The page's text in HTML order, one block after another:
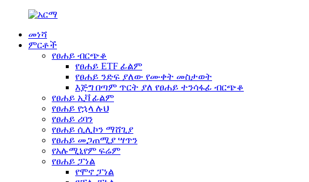
መነሻ
ምርቶች
የፀሐይ ብርጭቆ
የፀሐይ ETF ፊልም
የፀሐይ ንድፍ ያለው የሙቀት መስታወት
እጅግ በጣም ጥርት ያለ የፀሐይ ተንሳፋፊ ብርጭቆ
የፀሐይ ኢቫ ፊልም
የፀሐይ የኋላ ሉህ
የፀሐይ ሪባን
የፀሐይ ሲሊኮን ማሸጊያ
የፀሐይ መጋጠሚያ ሣጥን
የአሉሚኒየም ፍሬም
የፀሐይ ፓነል
የሞኖ ፓነል